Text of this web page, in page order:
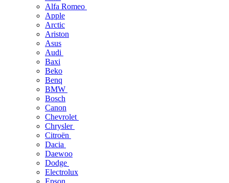
Alfa Romeo
Apple
Arctic
Ariston
Asus
Audi
Baxi
Beko
Benq
BMW
Bosch
Canon
Chevrolet
Chrysler
Citroën
Dacia
Daewoo
Dodge
Electrolux